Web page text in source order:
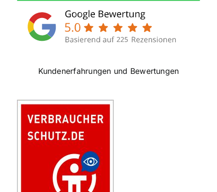
Kundenerfahrungen und Bewertungen